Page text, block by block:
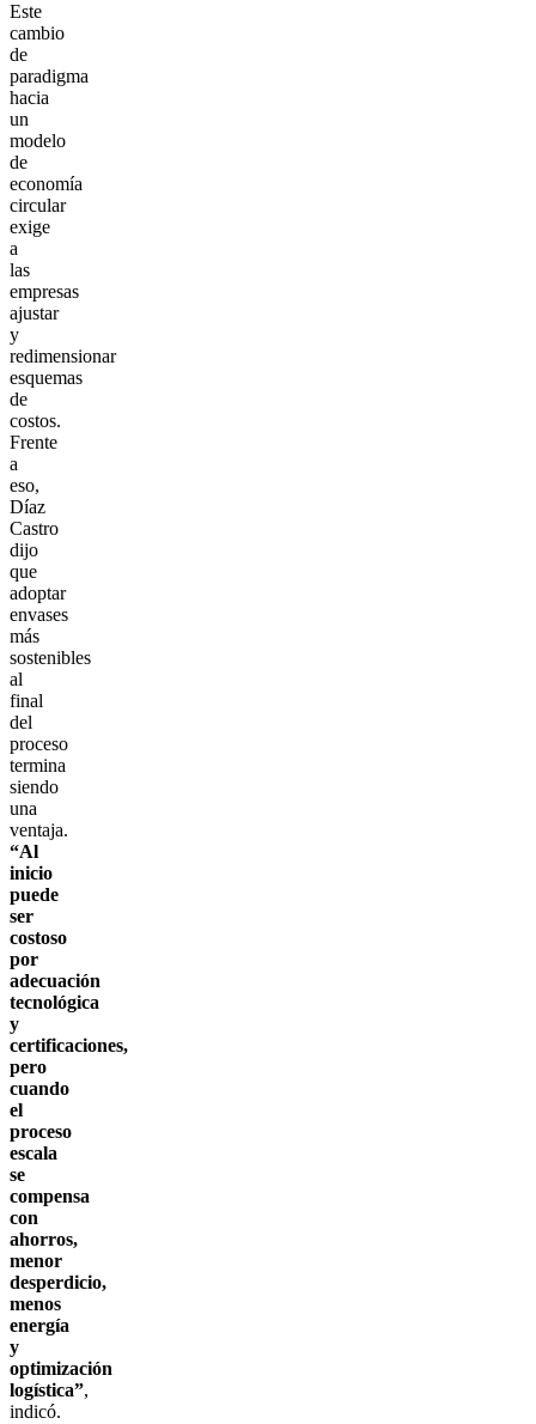
Este
cambio
de
paradigma
hacia
un
modelo
de
economía
circular
exige
a
las
empresas
ajustar
y
redimensionar
esquemas
de
costos.
Frente
a
eso,
Díaz
Castro
dijo
que
adoptar
envases
más
sostenibles
al
final
del
proceso
termina
siendo
una
ventaja.
“Al
inicio
puede
ser
costoso
por
adecuación
tecnológica
y
certificaciones,
pero
cuando
el
proceso
escala
se
compensa
con
ahorros,
menor
desperdicio,
menos
energía
y
optimización
logística”,
indicó.